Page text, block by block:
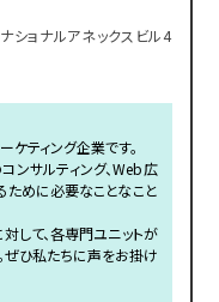
ョナルアネックスビル4
ケティング企業です。
ンサルティング、Web広
ために必要なことなこと
して、各専門ユニットが
ぜひ私たちに声をお掛け